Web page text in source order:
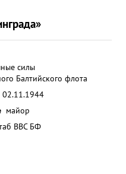
силы
Балтийского флота
02.11.1944
майор
ВВС БФ